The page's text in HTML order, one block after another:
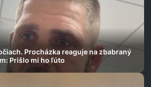
Procházka reaguje na zbabraný
Prišlo mi ho ľúto